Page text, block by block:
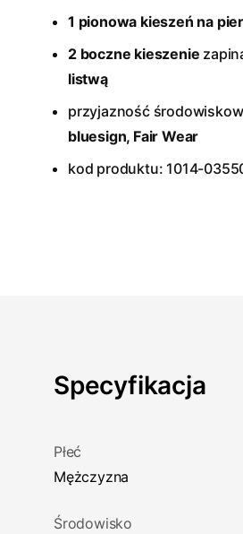
1 pionowa kieszeń na
2 boczne kieszenie
listwą
przyjazność
bluesign, Fair Wear
kod produktu: 1014-
Specyfikacja
Płeć
Mężczyzna
Środowisko